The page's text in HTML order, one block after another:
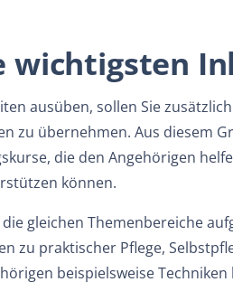
wichtigsten
ausüben, sollen Sie
zu übernehmen. Aus diesem
die den Angehörigen
können.
gleichen Themenbereiche
zu praktischer Pflege,
beispielsweise